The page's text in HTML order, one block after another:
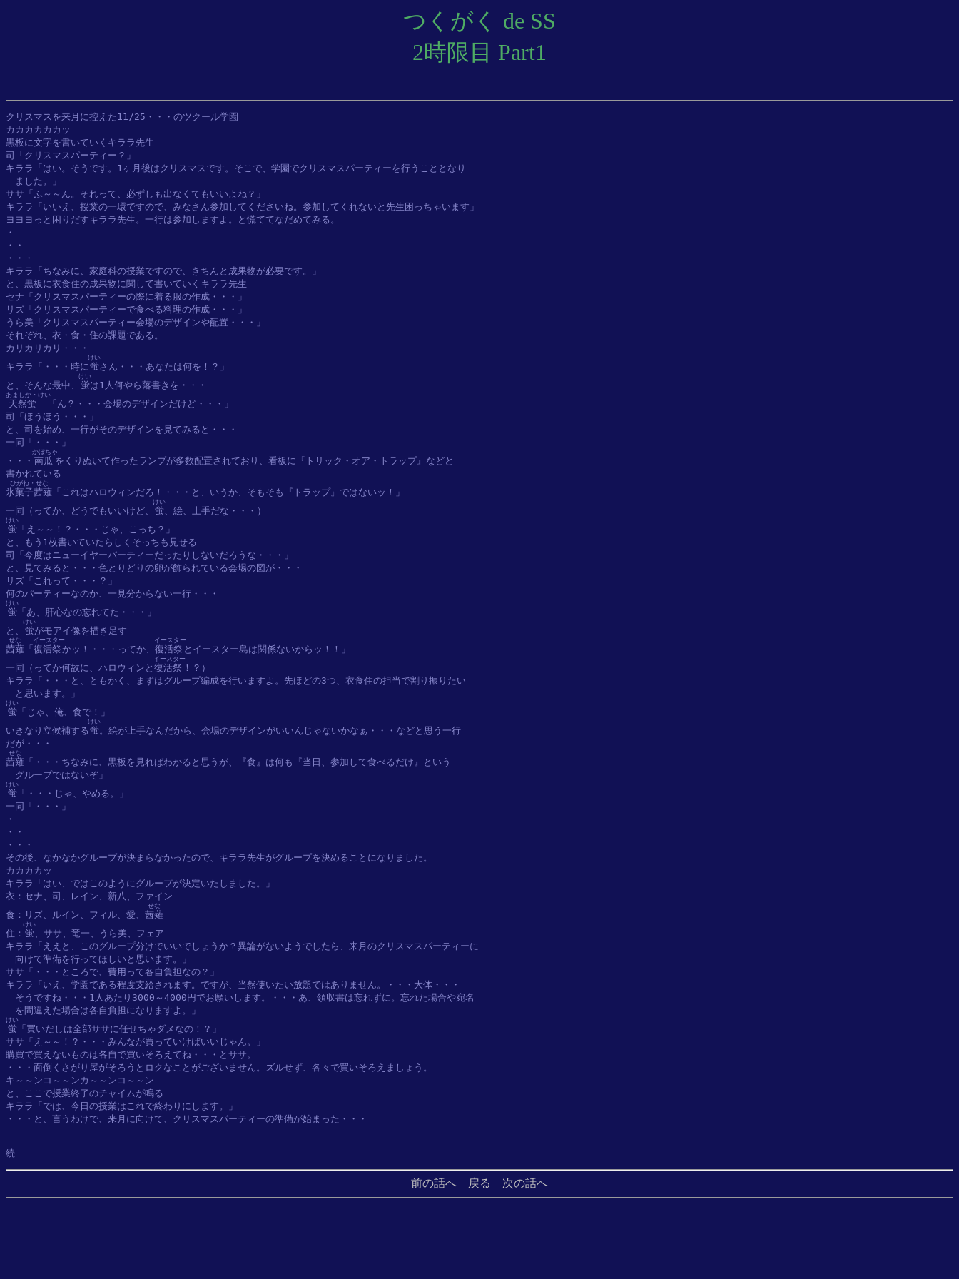
つくがく de SS
2時限目 Part1
クリスマスを来月に控えた11/25・・・のツクール学園
カカカカカカッ
黒板に文字を書いていくキララ先生
司「クリスマスパーティー？」
キララ「はい。そうです。1ヶ月後はクリスマスです。そこで、学園でクリスマスパーティーを行うこととなり
ました。」
ササ「ふ～～ん。それって、必ずしも出なくてもいいよね？」
キララ「いいえ、授業の一環ですので、みなさん参加してくださいね。参加してくれないと先生困っちゃいます」
ヨヨヨっと困りだすキララ先生。一行は参加しますよ。と慌ててなだめてみる。
・
・・
・・・
キララ「ちなみに、家庭科の授業ですので、きちんと成果物が必要です。」
と、黒板に衣食住の成果物に関して書いていくキララ先生
セナ「クリスマスパーティーの際に着る服の作成・・・」
リズ「クリスマスパーティーで食べる料理の作成・・・」
うら美「クリスマスパーティー会場のデザインや配置・・・」
それぞれ、衣・食・住の課題である。
カリカリカリ・・・
キララ「・・・時に蛍
けい
さん・・・あなたは何を！？」
と、そんな最中、 蛍
けい
天然蛍
あましか・けい
「ん？・・・会場のデザインだけど・・・」
司「ほうほう・・・」
と、司を始め、一行がそのデザインを見てみると・・・
一同「・・・」
・・・ 南瓜
かぼちゃ
をくりぬいて作ったランプが多数配置されており、看板に『トリック・オア・トラップ』などと
氷菓子茜薙
ひがね・せな
「これはハロウィンだろ！・・・と、いうか、そもそも『トラップ』ではないッ！」
一同（ってか、どうでもいいけど、 蛍
けい
蛍
けい
「え～～！？・・・じゃ、こっち？」
と、もう1枚書いていたらしくそっちも見せる
司「今度はニューイヤーパーティーだったりしないだろうな・・・」
と、見てみると・・・色とりどりの卵が飾られている会場の図が・・・
リズ「これって・・・？」
蛍
けい
「あ、肝心なの忘れてた・・・」
と、 蛍
けい
茜薙
せな
「 復活祭
イースター
かッ！・・・ってか、 復活祭
イースター
とイースター島は関係ないからッ！！」
一同（ってか何故に、ハロウィンと 復活祭
イースター
！？）
キララ「・・・と、ともかく、まずはグループ編成を行いますよ。先ほどの3つ、衣食住の担当で割り振りたい
蛍
けい
「じゃ、俺、食で！」
いきなり立候補する蛍
けい
。絵が上手なんだから、会場のデザインがいいんじゃないかなぁ・・・などと思う一行
茜薙
せな
「・・・ちなみに、黒板を見ればわかると思うが、『食』は何も『当日、参加して食べるだけ』という
蛍
けい
「・・・じゃ、やめる。」
一同「・・・」
・
・・
・・・
その後、なかなかグループが決まらなかったので、キララ先生がグループを決めることになりました。
カカカカッ
キララ「はい、ではこのようにグループが決定いたしました。」
衣：セナ、司、レイン、新八、ファイン
食：リズ、ルイン、フィル、愛、 茜薙
せな
住： 蛍
けい
、ササ、竜一、うら美、フェア
キララ「ええと、このグループ分けでいいでしょうか？異論がないようでしたら、来月のクリスマスパーティーに
向けて準備を行ってほしいと思います。」
ササ「・・・ところで、費用って各自負担なの？」
キララ「いえ、学園である程度支給されます。ですが、当然使いたい放題ではありません。・・・大体・・・
そうですね・・・1人あたり3000～4000円でお願いします。・・・あ、領収書は忘れずに。忘れた場合や宛名
蛍
けい
「買いだしは全部ササに任せちゃダメなの！？」
ササ「え～～！？・・・みんなが買っていけばいいじゃん。」
購買で買えないものは各自で買いそろえてね・・・とササ。
・・・面倒くさがり屋がそろうとロクなことがございません。ズルせず、各々で買いそろえましょう。
キ～～ンコ～～ンカ～～ンコ～～ン
と、ここで授業終了のチャイムが鳴る
キララ「では、今日の授業はこれで終わりにします。」
・・・と、言うわけで、来月に向けて、クリスマスパーティーの準備が始まった・・・
続
前の話へ 戻る 次の話へ